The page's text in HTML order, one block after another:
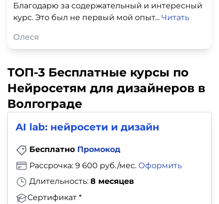
Благодарю за содержательный и интересный
курс. Это был не первый мой опыт... Читать
Олеся
ТОП-3 Бесплатные курсы по
Нейросетям для дизайнеров в
Волгограде
AI lab: нейросети и дизайн
Бесплатно Промокод
Длительность: 8 месяцев
Сертификат *
Рассрочка: 9 600 руб./мес. Оформить